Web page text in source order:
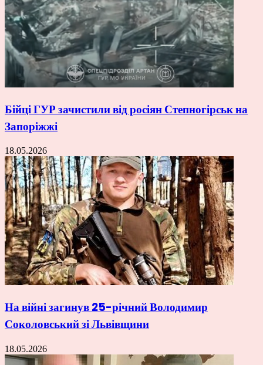
Бійці ГУР зачистили від росіян Степногірськ на
Запоріжжі
18.05.2026
На війні загинув 25-річний Володимир
Соколовський зі Львівщини
18.05.2026